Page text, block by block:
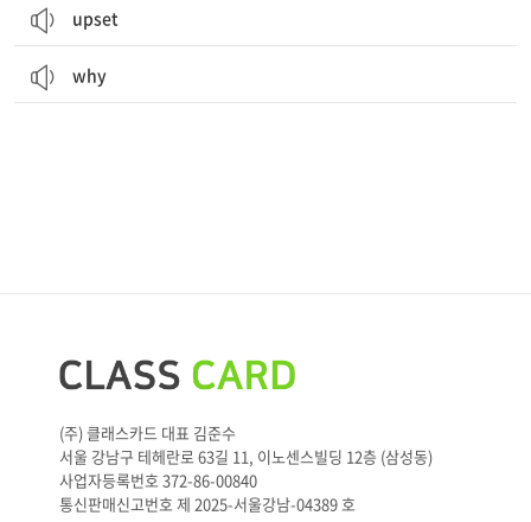
upset
why
(주) 클래스카드 대표 김준수
서울 강남구 테헤란로 63길 11, 이노센스빌딩 12층 (삼성동)
사업자등록번호 372-86-00840
통신판매신고번호 제 2025-서울강남-04389 호